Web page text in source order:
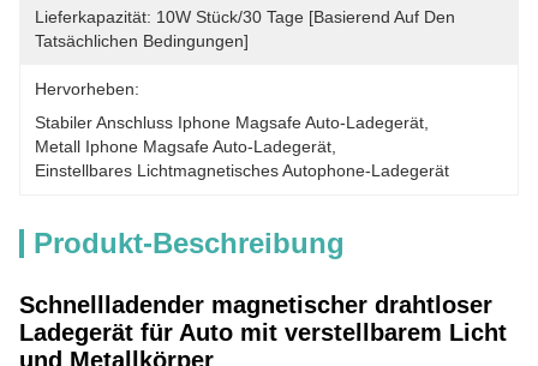
Lieferkapazität: 10W Stück/30 Tage [basierend Auf Den
Tatsächlichen Bedingungen]
Hervorheben:
Stabiler Anschluss Iphone Magsafe Auto-Ladegerät
Metall Iphone Magsafe Auto-Ladegerät
Einstellbares Lichtmagnetisches Autophone-Ladegerät
Produkt-Beschreibung
Schnellladender magnetischer drahtloser
Ladegerät für Auto mit verstellbarem Licht
und Metallkörper